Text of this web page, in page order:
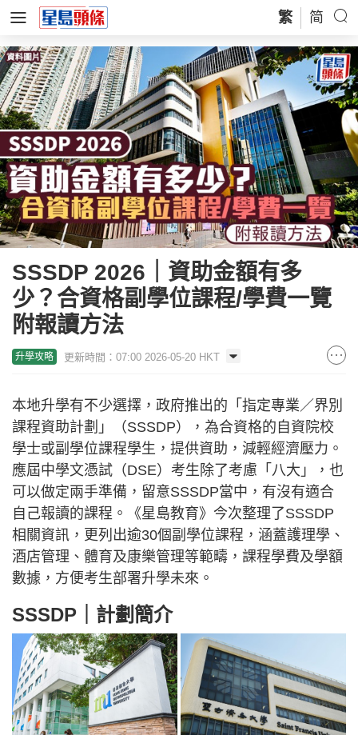
繁 简
SSSDP 2026｜資助金額有多
少？合資格副學位課程/學費一覽
附報讀方法
升學攻略 更新時間：07:00 2026-05-20 HKT
本地升學有不少選擇，政府推出的「指定專業／界別
課程資助計劃」（SSSDP），為合資格的自資院校
學士或副學位課程學生，提供資助，減輕經濟壓力。
應屆中學文憑試（DSE）考生除了考慮「八大」，也
可以做定兩手準備，留意SSSDP當中，有沒有適合
自己報讀的課程。《星島教育》今次整理了SSSDP
相關資訊，更列出逾30個副學位課程，涵蓋護理學、
酒店管理、體育及康樂管理等範疇，課程學費及學額
數據，方便考生部署升學未來。
SSSDP｜計劃簡介